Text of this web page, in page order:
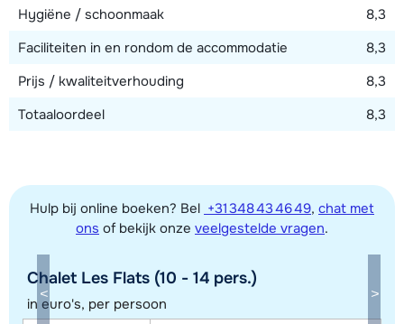
Bekijk kaart
Hygiëne / schoonmaak
8,3
Faciliteiten in en rondom de accommodatie
8,3
Prijs / kwaliteitverhouding
8,3
Totaaloordeel
8,3
Hulp bij online boeken? Bel +31 348 43 46 49, chat met
ons of bekijk onze veelgestelde vragen.
Chalet Les Flats (10 - 14 pers.)
in euro's, per persoon